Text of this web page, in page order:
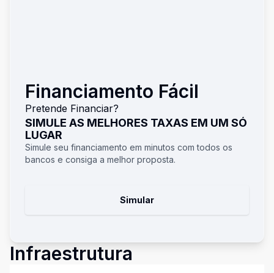
Financiamento Fácil
Pretende Financiar?
SIMULE AS MELHORES TAXAS EM UM SÓ
LUGAR
Simule seu financiamento em minutos com todos os
bancos e consiga a melhor proposta.
Simular
Infraestrutura